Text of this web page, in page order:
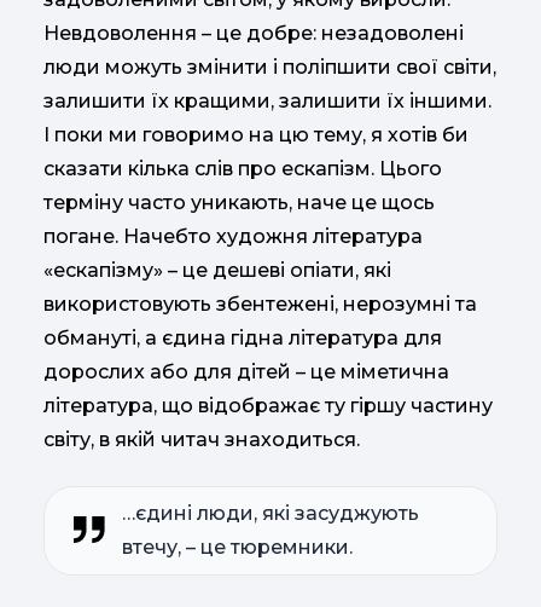
Невдоволення – це добре: незадоволені
люди можуть змінити і поліпшити свої світи,
залишити їх кращими, залишити їх іншими.
І поки ми говоримо на цю тему, я хотів би
сказати кілька слів про ескапізм. Цього
терміну часто уникають, наче це щось
погане. Начебто художня література
«ескапізму» – це дешеві опіати, які
використовують збентежені, нерозумні та
обмануті, а єдина гідна література для
дорослих або для дітей – це міметична
література, що відображає ту гіршу частину
світу, в якій читач знаходиться.
…єдині люди, які засуджують
втечу, – це тюремники.